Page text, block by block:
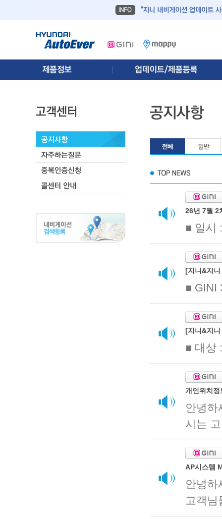
26년 7월 2
■ 일시
[지니&지니
■ GINI
[지니&지니
■ 대상
개인위치
안녕하
시는
AP시스템
안녕하
고객님